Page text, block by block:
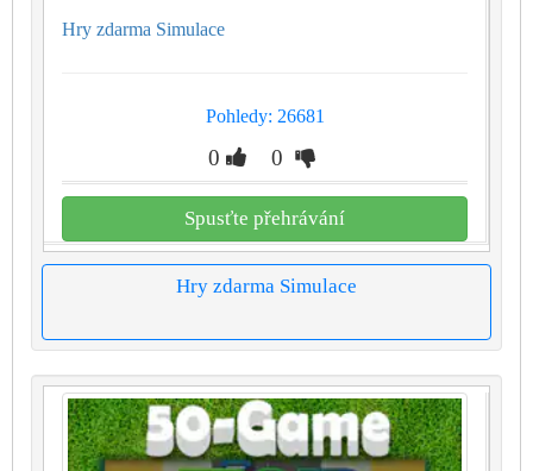
Hry zdarma Simulace
Pohledy: 26681
0 0
Spusťte přehrávání
Hry zdarma Simulace